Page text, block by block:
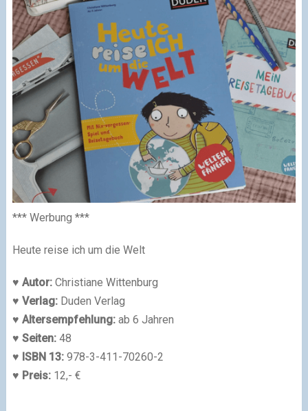
*** Werbung ***
Heute reise ich um die Welt
♥ Autor: Christiane Wittenburg
♥ Verlag:Duden Verlag
♥ Altersempfehlung:ab 6 Jahren
♥ Seiten: 48
♥ ISBN 13:978-3-411-70260-2
♥ Preis:12,- €